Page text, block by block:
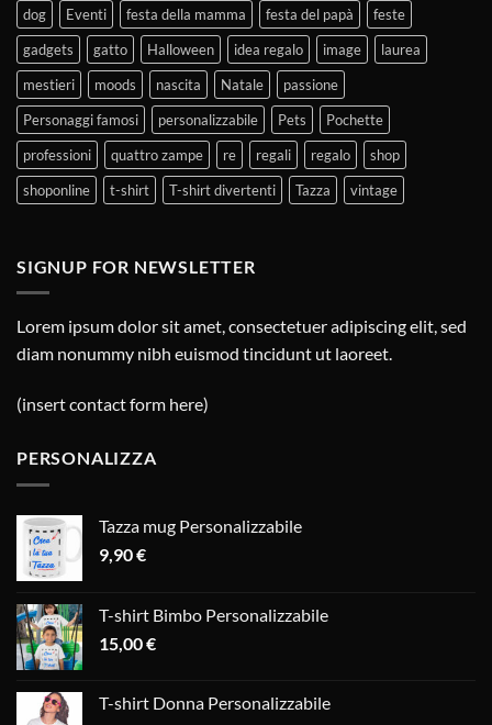
dog
Eventi festa della mamma festa del papà
feste
gadgets
gatto Halloween idea regalo image
laurea
mestieri
moods nascita Natale
passione
Personaggi famosi
personalizzabile Pets
Pochette
professioni
quattro zampe re regali regalo
shop
shoponline
t-shirt T-shirt divertenti Tazza vintage
SIGNUP FOR NEWSLETTER
Lorem ipsum dolor sit amet, consectetuer adipiscing elit, sed
diam nonummy nibh euismod tincidunt ut laoreet.
(insert contact form here)
PERSONALIZZA
Tazza mug Personalizzabile
9,90€
T-shirt Bimbo Personalizzabile
15,00€
T-shirt Donna Personalizzabile